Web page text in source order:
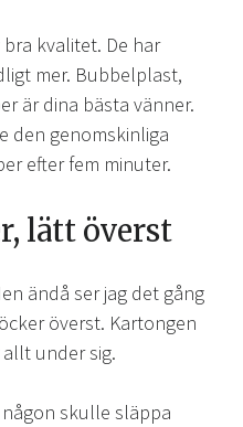
kvalitet. De har
mer. Bubbelplast,
är dina bästa vänner.
den genomskinliga
efter fem minuter.
lätt överst
ändå ser jag det gång
överst. Kartongen
under sig.
skulle släppa